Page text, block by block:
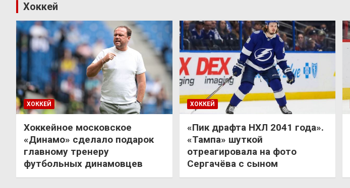
Хоккей
ХОККЕЙ
Хоккейное московское
«Динамо» сделало подарок
главному тренеру
футбольных динамовцев
ХОККЕЙ
«Пик драфта НХЛ 2041 года».
«Тампа» шуткой
отреагировала на фото
Сергачёва с сыном